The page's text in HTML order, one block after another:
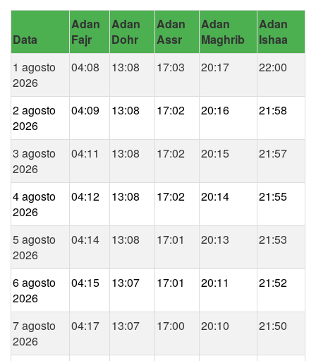
Data
Adan
Fajr
Adan
Dohr
Adan
Assr
Adan
Maghrib
Adan
Ishaa
1 agosto
2026
04:08 13:08 17:03 20:17 22:00
2 agosto
2026
04:09 13:08 17:02 20:16 21:58
3 agosto
2026
04:11 13:08 17:02 20:15 21:57
4 agosto
2026
04:12 13:08 17:02 20:14 21:55
5 agosto
2026
04:14 13:08 17:01 20:13 21:53
6 agosto
2026
04:15 13:07 17:01 20:11 21:52
7 agosto
2026
04:17 13:07 17:00 20:10 21:50